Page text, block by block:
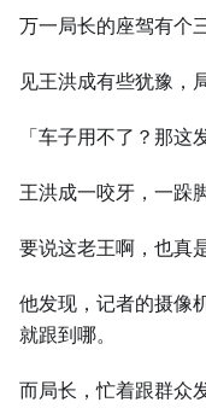
万一局长的座驾有个
见王洪成有些犹豫，
「车子用不了？那这
王洪成一咬牙，一跺
要说这老王啊，也真
他发现，记者的摄像
就跟到哪。
而局长，忙着跟群众